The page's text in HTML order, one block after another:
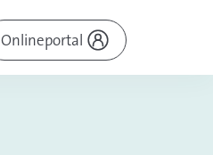
Onlineportal